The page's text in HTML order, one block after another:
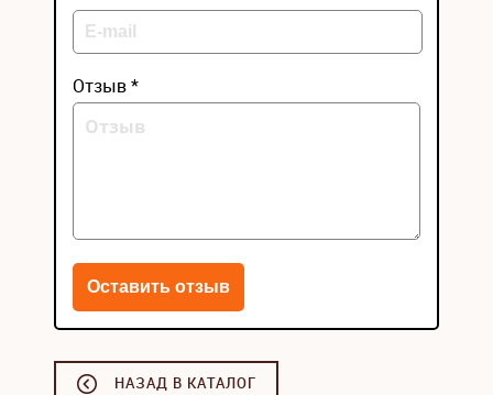
Отзыв *
НАЗАД В КАТАЛОГ